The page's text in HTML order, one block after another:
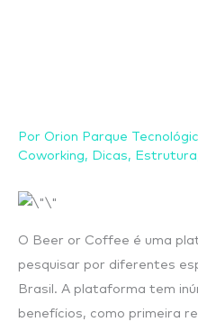
Por Orion Parque
Coworking, Dicas, Estrutura
O Beer or Coffee é uma
pesquisar por diferentes
Brasil. A plataforma tem
benefícios, como primeira